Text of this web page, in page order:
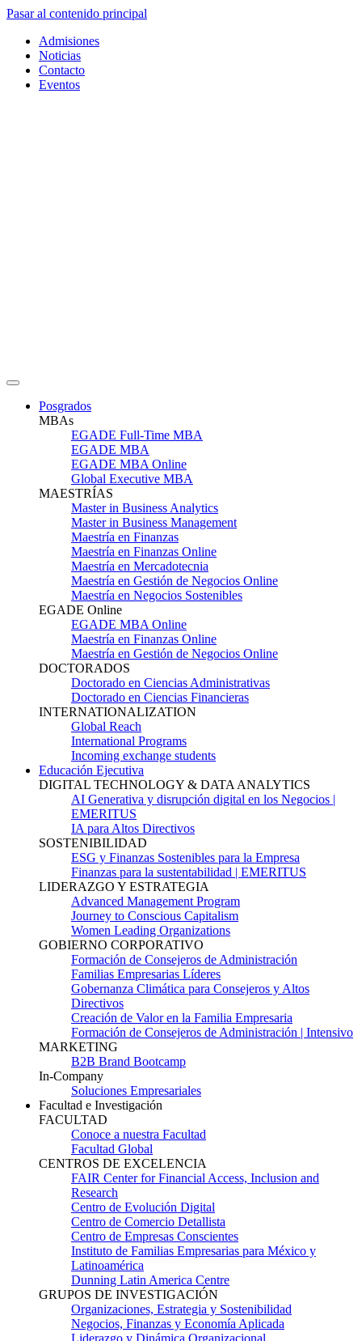
Pasar al contenido principal
Admisiones
Noticias
Contacto
Eventos
Posgrados
MBAs
EGADE Full-Time MBA
EGADE MBA
EGADE MBA Online
Global Executive MBA
MAESTRÍAS
Master in Business Analytics
Master in Business Management
Maestría en Finanzas
Maestría en Finanzas Online
Maestría en Mercadotecnia
Maestría en Gestión de Negocios Online
Maestría en Negocios Sostenibles
EGADE Online
EGADE MBA Online
Maestría en Finanzas Online
Maestría en Gestión de Negocios Online
DOCTORADOS
Doctorado en Ciencias Administrativas
Doctorado en Ciencias Financieras
INTERNATIONALIZATION
Global Reach
International Programs
Incoming exchange students
Educación Ejecutiva
DIGITAL TECHNOLOGY & DATA ANALYTICS
AI Generativa y disrupción digital en los Negocios |
EMERITUS
IA para Altos Directivos
SOSTENIBILIDAD
ESG y Finanzas Sostenibles para la Empresa
Finanzas para la sustentabilidad | EMERITUS
LIDERAZGO Y ESTRATEGIA
Advanced Management Program
Journey to Conscious Capitalism
Women Leading Organizations
GOBIERNO CORPORATIVO
Formación de Consejeros de Administración
Familias Empresarias Líderes
Gobernanza Climática para Consejeros y Altos
Directivos
Creación de Valor en la Familia Empresaria
Formación de Consejeros de Administración | Intensivo
MARKETING
B2B Brand Bootcamp
In-Company
Soluciones Empresariales
Facultad e Investigación
FACULTAD
Conoce a nuestra Facultad
Facultad Global
CENTROS DE EXCELENCIA
FAIR Center for Financial Access, Inclusion and
Research
Centro de Evolución Digital
Centro de Comercio Detallista
Centro de Empresas Conscientes
Instituto de Familias Empresarias para México y
Latinoamérica
Dunning Latin America Centre
GRUPOS DE INVESTIGACIÓN
Organizaciones, Estrategia y Sostenibilidad
Negocios, Finanzas y Economía Aplicada
Liderazgo y Dinámica Organizacional